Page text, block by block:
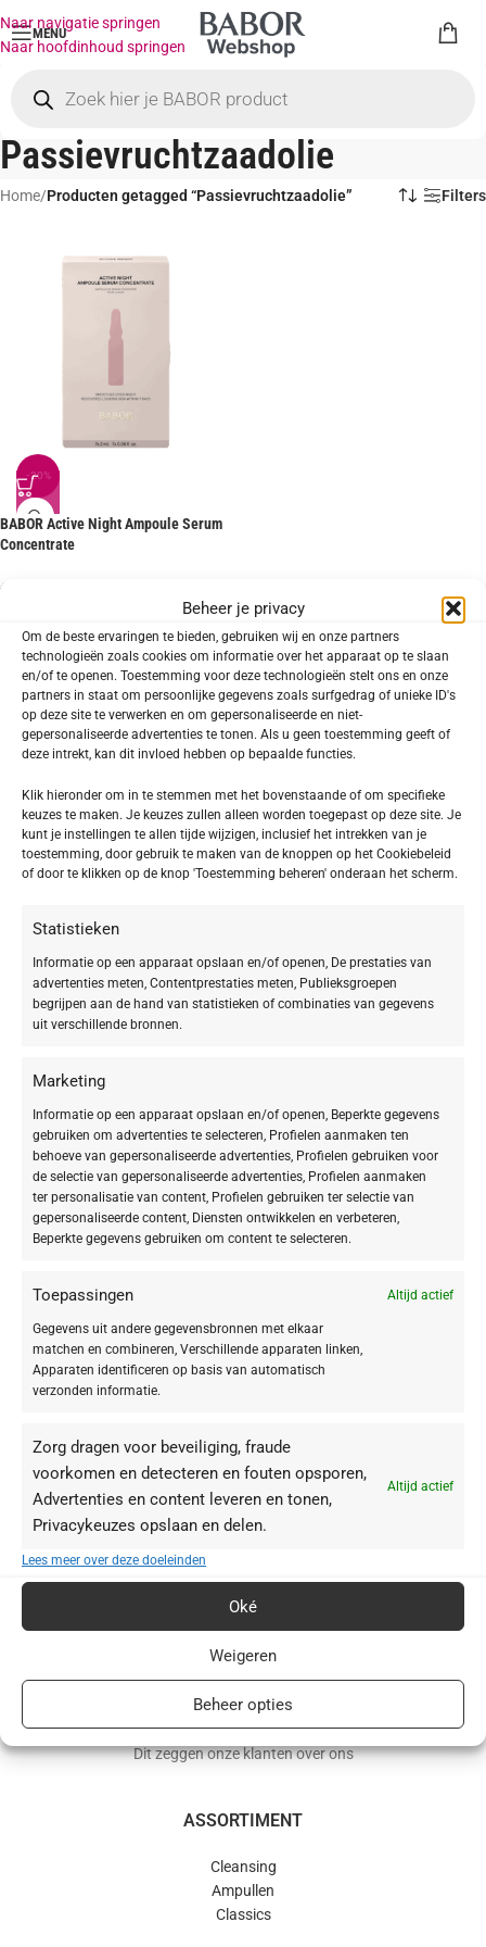
Beheer je privacy
Om de beste ervaringen te bieden, gebruiken wij en onze partners
technologieën zoals cookies om informatie over het apparaat op te slaan
en/of te openen. Toestemming voor deze technologieën stelt ons en onze
partners in staat om persoonlijke gegevens zoals surfgedrag of unieke ID's
op deze site te verwerken en om gepersonaliseerde en niet-
gepersonaliseerde advertenties te tonen. Als u geen toestemming geeft of
deze intrekt, kan dit invloed hebben op bepaalde functies.
Klik hieronder om in te stemmen met het bovenstaande of om specifieke
keuzes te maken. Je keuzes zullen alleen worden toegepast op deze site. Je
kunt je instellingen te allen tijde wijzigen, inclusief het intrekken van je
toestemming, door gebruik te maken van de knoppen op het Cookiebeleid
of door te klikken op de knop 'Toestemming beheren' onderaan het scherm.
Statistieken
Informatie op een apparaat opslaan en/of openen, De prestaties van
advertenties meten, Contentprestaties meten, Publieksgroepen
begrijpen aan de hand van statistieken of combinaties van gegevens
uit verschillende bronnen.
Marketing
Informatie op een apparaat opslaan en/of openen, Beperkte gegevens
gebruiken om advertenties te selecteren, Profielen aanmaken ten
behoeve van gepersonaliseerde advertenties, Profielen gebruiken voor
de selectie van gepersonaliseerde advertenties, Profielen aanmaken
ter personalisatie van content, Profielen gebruiken ter selectie van
gepersonaliseerde content, Diensten ontwikkelen en verbeteren,
Beperkte gegevens gebruiken om content te selecteren.
Toepassingen Altijd actief
Gegevens uit andere gegevensbronnen met elkaar
matchen en combineren, Verschillende apparaten linken,
Apparaten identificeren op basis van automatisch
verzonden informatie.
Zorg dragen voor beveiliging, fraude
voorkomen en detecteren en fouten opsporen,
Advertenties en content leveren en tonen,
Privacykeuzes opslaan en delen.
Altijd actief
Lees meer over deze doeleinden
Oké
Weigeren
Beheer opties
Naar navigatie springen
Naar hoofdinhoud springen
MENU
Passievruchtzaadolie
TOEPASSING
Gezicht
Ampullen
Droge huid
Home/Producten getagged “Passievruchtzaadolie” Filters
-20%
BABOR Active Night Ampoule Serum
Concentrate
€
BABOR webshop | schoonheidsinstituut.nl
+31(0)85 016 0072
info@schoonheidsinstituut.nl
KVK: 96875941
RECENSIES
Dit zeggen onze klanten over ons
ASSORTIMENT
Cleansing
Ampullen
Classics